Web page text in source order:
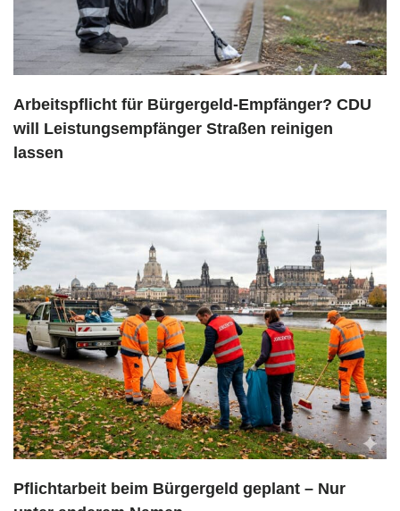
Arbeitspflicht für Bürgergeld-Empfänger? CDU
will Leistungsempfänger Straßen reinigen
lassen
Pflichtarbeit beim Bürgergeld geplant – Nur